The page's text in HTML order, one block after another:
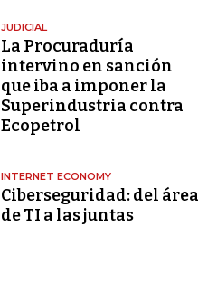
JUDICIAL
La Procuraduría
intervino en sanción
que iba a imponer la
Superindustria contra
Ecopetrol
INTERNET ECONOMY
Ciberseguridad: del área
de TI a las juntas